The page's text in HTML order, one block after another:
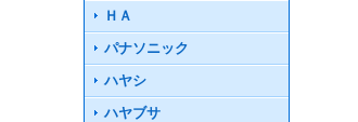
ＨＡ
パナソニック
ハヤシ
ハヤブサ